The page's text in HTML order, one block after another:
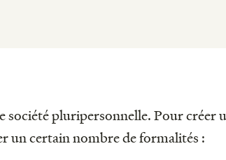
société pluripersonnelle. Pour créer
un certain nombre de formalités :